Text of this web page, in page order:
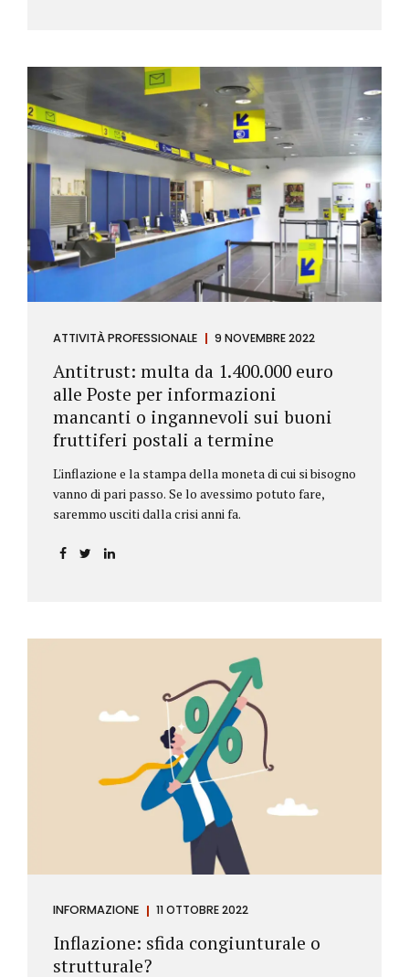
ATTIVITÀ PROFESSIONALE 9 NOVEMBRE 2022
Antitrust: multa da 1.400.000 euro
alle Poste per informazioni
mancanti o ingannevoli sui buoni
fruttiferi postali a termine
L'inflazione e la stampa della moneta di cui si bisogno
vanno di pari passo. Se lo avessimo potuto fare,
saremmo usciti dalla crisi anni fa.
INFORMAZIONE 11 OTTOBRE 2022
Inflazione: sfida congiunturale o
strutturale?